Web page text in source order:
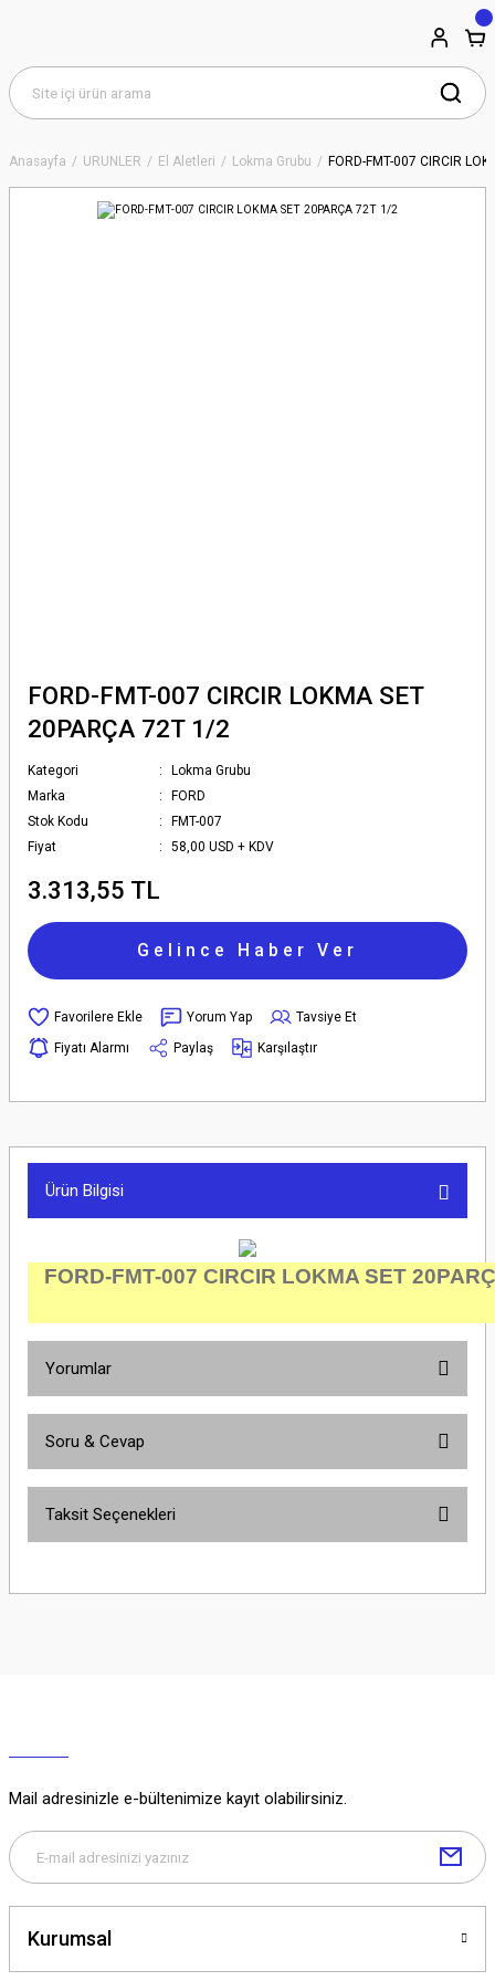
Anasayfa ÜRÜNLER El Aletleri Lokma Grubu FORD-FMT-007 CIRCIR
FORD-FMT-007 CIRCIR LOKMA SET
20PARÇA 72T 1/2
Kategori
Lokma Grubu
Marka
FORD
Stok Kodu
FMT-007
Fiyat
58,00 USD + KDV
3.313,55 TL
Gelince Haber Ver
Yorum Yap
Tavsiye Et
Fiyatı Alarmı
Paylaş Karşılaştır
Ürün Bilgisi
FORD-FMT-007 CIRCIR LOKMA SET
Yorumlar
Soru & Cevap
Soru Sor
Taksit Seçenekleri
Mail adresinizle e-bültenimize kayıt olabilirsiniz.
Kurumsal